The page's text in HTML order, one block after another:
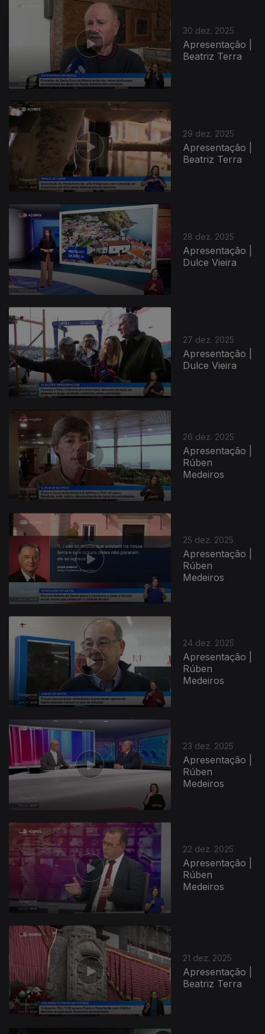
30 dez. 2025
Apresentação |
Beatriz Terra
29 dez. 2025
Apresentação |
Beatriz Terra
28 dez. 2025
Apresentação |
Dulce Vieira
27 dez. 2025
Apresentação |
Dulce Vieira
26 dez. 2025
Apresentação |
Rúben
Medeiros
25 dez. 2025
Apresentação |
Rúben
Medeiros
24 dez. 2025
Apresentação |
Rúben
Medeiros
23 dez. 2025
Apresentação |
Rúben
Medeiros
22 dez. 2025
Apresentação |
Rúben
Medeiros
21 dez. 2025
Apresentação |
Beatriz Terra
897519